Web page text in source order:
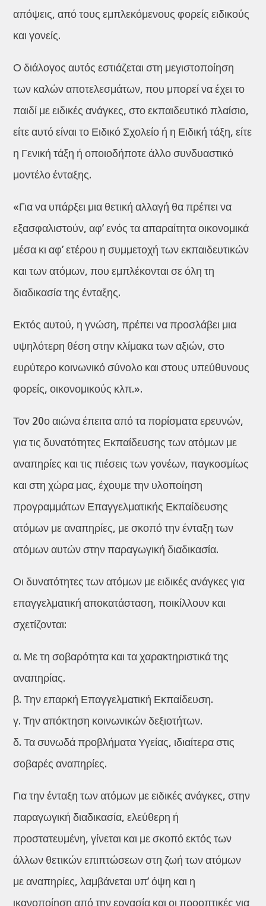
απόψεις, από τους εμπλεκόμενους φορείς ειδικούς
και γονείς.
Ο διάλογος αυτός εστιάζεται στη μεγιστοποίηση
των καλών αποτελεσμάτων, που μπορεί να έχει το
παιδί με ειδικές ανάγκες, στο εκπαιδευτικό πλαίσιο,
είτε αυτό είναι το Ειδικό Σχολείο ή η Ειδική τάξη, είτε
η Γενική τάξη ή οποιοδήποτε άλλο συνδυαστικό
μοντέλο ένταξης.
«Για να υπάρξει μια θετική αλλαγή θα πρέπει να
εξασφαλιστούν, αφ’ ενός τα απαραίτητα οικονομικά
μέσα κι αφ’ ετέρου η συμμετοχή των εκπαιδευτικών
και των ατόμων, που εμπλέκονται σε όλη τη
διαδικασία της ένταξης.
Εκτός αυτού, η γνώση, πρέπει να προσλάβει μια
υψηλότερη θέση στην κλίμακα των αξιών, στο
ευρύτερο κοινωνικό σύνολο και στους υπεύθυνους
φορείς, οικονομικούς κλπ.».
Τον 20ο αιώνα έπειτα από τα πορίσματα ερευνών,
για τις δυνατότητες Εκπαίδευσης των ατόμων με
αναπηρίες και τις πιέσεις των γονέων, παγκοσμίως
και στη χώρα μας, έχουμε την υλοποίηση
προγραμμάτων Επαγγελματικής Εκπαίδευσης
ατόμων με αναπηρίες, με σκοπό την ένταξη των
ατόμων αυτών στην παραγωγική διαδικασία.
Οι δυνατότητες των ατόμων με ειδικές ανάγκες για
επαγγελματική αποκατάσταση, ποικίλλουν και
σχετίζονται:
α. Με τη σοβαρότητα και τα χαρακτηριστικά της
αναπηρίας.
β. Την επαρκή Επαγγελματική Εκπαίδευση.
γ. Την απόκτηση κοινωνικών δεξιοτήτων.
δ. Τα συνωδά προβλήματα Υγείας, ιδιαίτερα στις
σοβαρές αναπηρίες.
Για την ένταξη των ατόμων με ειδικές ανάγκες, στην
παραγωγική διαδικασία, ελεύθερη ή
προστατευμένη, γίνεται και με σκοπό εκτός των
άλλων θετικών επιπτώσεων στη ζωή των ατόμων
με αναπηρίες, λαμβάνεται υπ’ όψη και η
ικανοποίηση από την εργασία και οι προοπτικές για